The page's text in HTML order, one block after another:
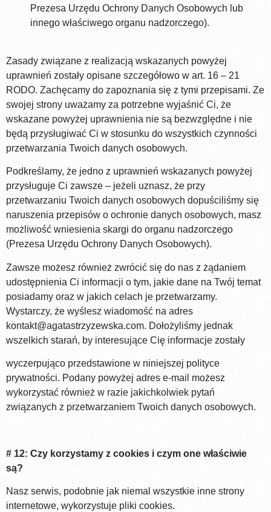
Prezesa Urzędu Ochrony Danych Osobowych lub
innego właściwego organu nadzorczego).
Zasady związane z realizacją wskazanych powyżej
uprawnień zostały opisane szczegółowo w art. 16 – 21
RODO. Zachęcamy do zapoznania się z tymi przepisami. Ze
swojej strony uważamy za potrzebne wyjaśnić Ci, że
wskazane powyżej uprawnienia nie są bezwzględne i nie
będą przysługiwać Ci w stosunku do wszystkich czynności
przetwarzania Twoich danych osobowych.
Podkreślamy, że jedno z uprawnień wskazanych powyżej
przysługuje Ci zawsze – jeżeli uznasz, że przy
przetwarzaniu Twoich danych osobowych dopuściliśmy się
naruszenia przepisów o ochronie danych osobowych, masz
możliwość wniesienia skargi do organu nadzorczego
(Prezesa Urzędu Ochrony Danych Osobowych).
Zawsze możesz również zwrócić się do nas z żądaniem
udostępnienia Ci informacji o tym, jakie dane na Twój temat
posiadamy oraz w jakich celach je przetwarzamy.
Wystarczy, że wyślesz wiadomość na adres
kontakt@agatastrzyzewska.com. Dołożyliśmy jednak
wszelkich starań, by interesujące Cię informacje zostały
wyczerpująco przedstawione w niniejszej polityce
prywatności. Podany powyżej adres e-mail możesz
wykorzystać również w razie jakichkolwiek pytań
związanych z przetwarzaniem Twoich danych osobowych.
# 12: Czy korzystamy z cookies i czym one właściwie
są?
Nasz serwis, podobnie jak niemal wszystkie inne strony
internetowe, wykorzystuje pliki cookies.